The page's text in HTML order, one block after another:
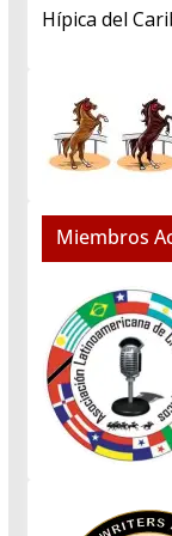
Hípica del
Miembros